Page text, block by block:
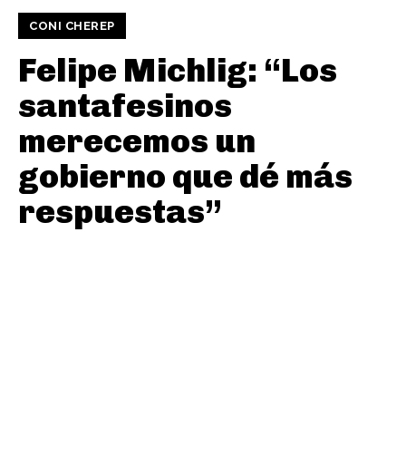
CONI CHEREP
Felipe Michlig: “Los
santafesinos
merecemos un
gobierno que dé más
respuestas”